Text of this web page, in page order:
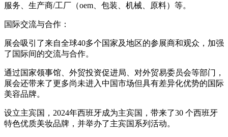
服务、生产商/工厂（oem、包装、机械、原料）等。
国际交流与合作：
展会吸引了来自全球40多个国家及地区的参展商和观众，加强
了国际间的交流与合作。
通过国家领事馆、外贸投资促进局、对外贸易委员会等部门，
展会还带来了更多尚未进入中国市场但具有差异化优势的国际
美容品牌。
设立主宾国，2024年西班牙成为主宾国，带来了30 个西班牙
特色优质美妆品牌，并举办了主宾国系列活动。